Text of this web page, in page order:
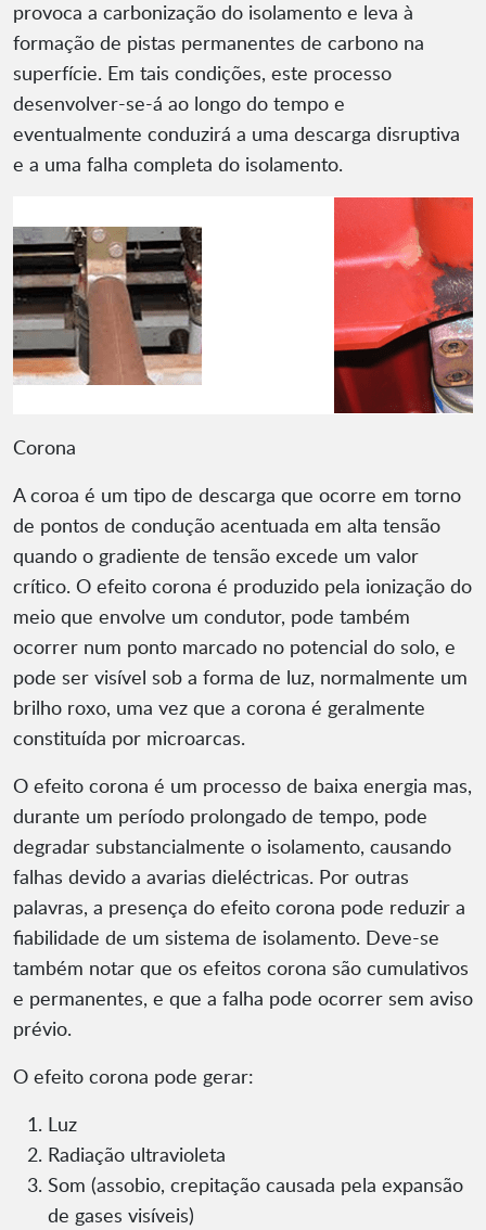
provoca a carbonização do isolamento e leva à
formação de pistas permanentes de carbono na
superfície. Em tais condições, este processo
desenvolver-se-á ao longo do tempo e
eventualmente conduzirá a uma descarga disruptiva
e a uma falha completa do isolamento.
Corona
A coroa é um tipo de descarga que ocorre em torno
de pontos de condução acentuada em alta tensão
quando o gradiente de tensão excede um valor
crítico. O efeito corona é produzido pela ionização do
meio que envolve um condutor, pode também
ocorrer num ponto marcado no potencial do solo, e
pode ser visível sob a forma de luz, normalmente um
brilho roxo, uma vez que a corona é geralmente
constituída por microarcas.
O efeito corona é um processo de baixa energia mas,
durante um período prolongado de tempo, pode
degradar substancialmente o isolamento, causando
falhas devido a avarias dieléctricas. Por outras
palavras, a presença do efeito corona pode reduzir a
fiabilidade de um sistema de isolamento. Deve-se
também notar que os efeitos corona são cumulativos
e permanentes, e que a falha pode ocorrer sem aviso
prévio.
O efeito corona pode gerar:
Luz
Radiação ultravioleta
Som (assobio, crepitação causada pela expansão
de gases visíveis)